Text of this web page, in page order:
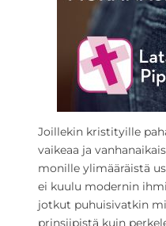
Joillekin kristityille
vaikeaa ja
monille ylimääräistä
ei kuulu modernin
jotkut puhuisivatkin
prinsiipistä kuin